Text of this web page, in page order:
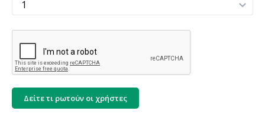
Δείτε τι ρωτούν οι χρήστες